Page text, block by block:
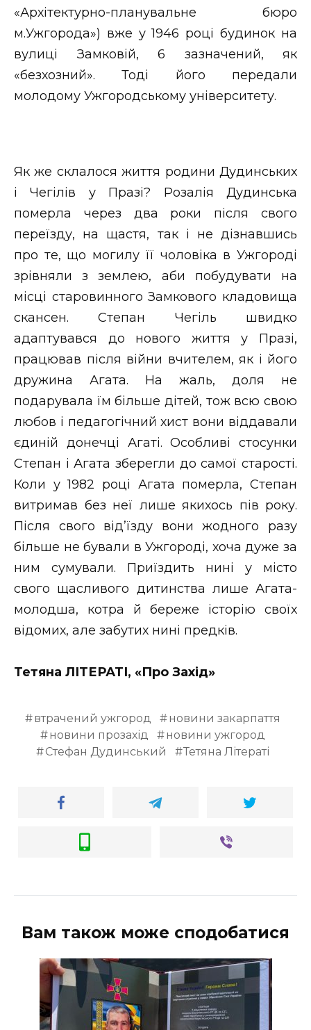
«Архітектурно-планувальне бюро
м.Ужгорода») вже у 1946 році будинок на
вулиці Замковій, 6 зазначений, як
«безхозний». Тоді його передали
молодому Ужгородському університету.
Як же склалося життя родини Дудинських
і Чегілів у Празі? Розалія Дудинська
померла через два роки після свого
переїзду, на щастя, так і не дізнавшись
про те, що могилу її чоловіка в Ужгороді
зрівняли з землею, аби побудувати на
місці старовинного Замкового кладовища
скансен. Степан Чегіль швидко
адаптувався до нового життя у Празі,
працював після війни вчителем, як і його
дружина Агата. На жаль, доля не
подарувала їм більше дітей, тож всю свою
любов і педагогічний хист вони віддавали
єдиній донечці Агаті. Особливі стосунки
Степан і Агата зберегли до самої старості.
Коли у 1982 році Агата померла, Степан
витримав без неї лише якихось пів року.
Після свого від’їзду вони жодного разу
більше не бували в Ужгороді, хоча дуже за
ним сумували. Приїздить нині у місто
свого щасливого дитинства лише Агата-
молодша, котра й береже історію своїх
відомих, але забутих нині предків.
Тетяна ЛІТЕРАТІ, «Про Захід»
втрачений ужгород
новини закарпаття
новини прозахід
новини ужгород
Стефан Дудинський
Тетяна Літераті
Вам також може сподобатися